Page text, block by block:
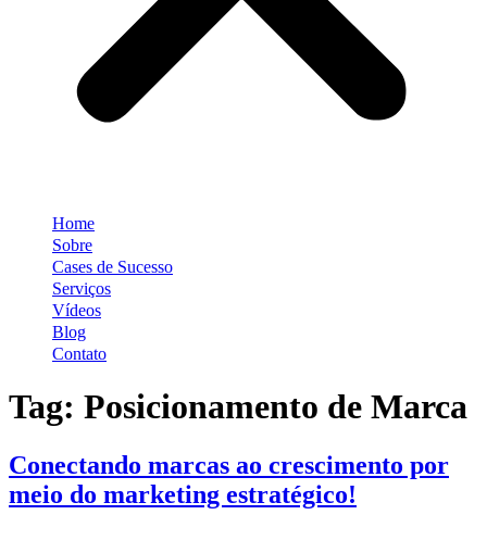
Home
Sobre
Cases de Sucesso
Serviços
Vídeos
Blog
Contato
Tag: Posicionamento de Marca
Conectando marcas ao crescimento por
meio do marketing estratégico!